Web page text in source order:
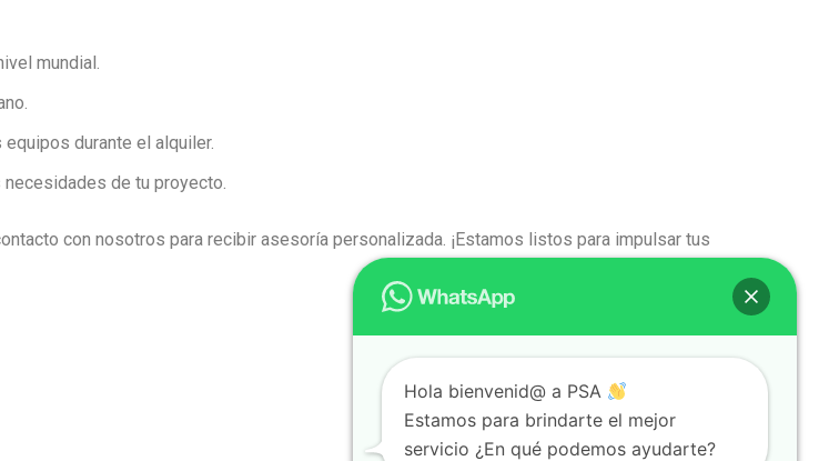
mundial.
durante el alquiler.
de tu proyecto.
con nosotros para recibir asesoría personalizada. ¡Estamos listos para impulsar tus
Hola bienvenid@ a PSA
Estamos para brindarte el mejor
servicio ¿En qué podemos ayudarte?